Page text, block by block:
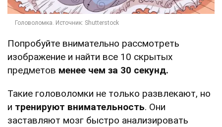
Попробуйте внимательно рассмотреть
изображение и найти все 10 скрытых
предметов менее чем за 30 секунд.
Такие головоломки не только развлекают, но
и тренируют внимательность. Они
заставляют мозг быстро анализировать